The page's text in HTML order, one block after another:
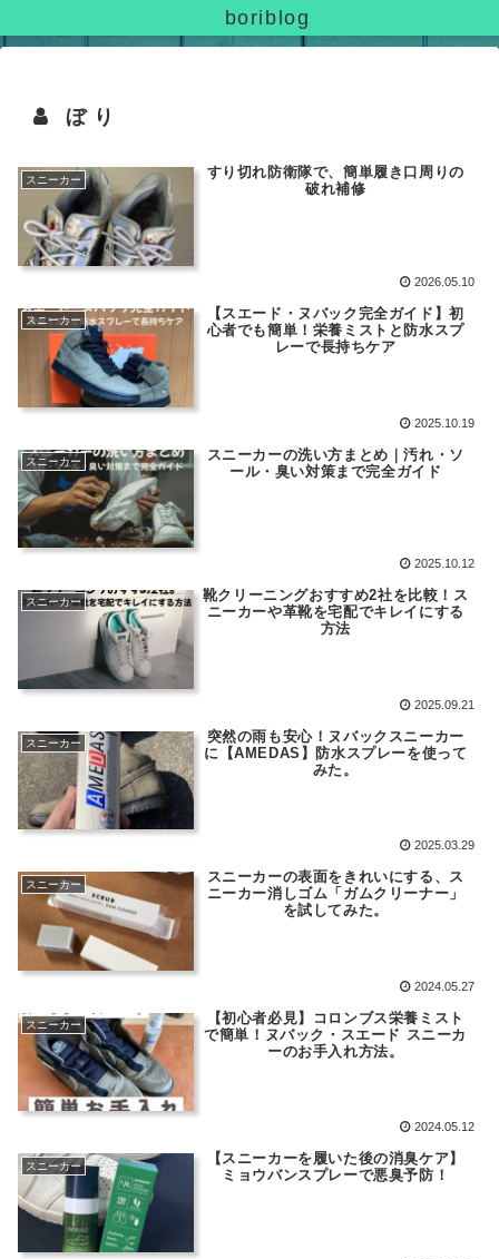
boriblog
ぼり
スニーカー
すり切れ防衛隊で、簡単履き口周りの
破れ補修
2026.05.10
スニーカー
【スエード・ヌバック完全ガイド】初
心者でも簡単！栄養ミストと防水スプ
レーで長持ちケア
2025.10.19
スニーカー
スニーカーの洗い方まとめ｜汚れ・ソ
ール・臭い対策まで完全ガイド
2025.10.12
スニーカー
靴クリーニングおすすめ2社を比較！ス
ニーカーや革靴を宅配でキレイにする
方法
2025.09.21
スニーカー
突然の雨も安心！ヌバックスニーカー
に【AMEDAS】防水スプレーを使って
みた。
2025.03.29
スニーカー
スニーカーの表面をきれいにする、ス
ニーカー消しゴム「ガムクリーナー」
を試してみた。
2024.05.27
スニーカー
【初心者必見】コロンブス栄養ミスト
で簡単！ヌバック・スエード スニーカ
ーのお手入れ方法。
2024.05.12
スニーカー
【スニーカーを履いた後の消臭ケア】
ミョウバンスプレーで悪臭予防！